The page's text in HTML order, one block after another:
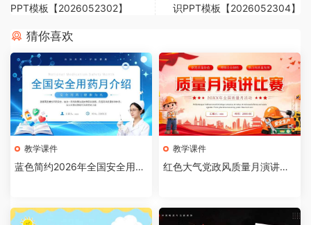
PPT模板【2026052302】
识PPT模板【2026052304】
猜你喜欢
教学课件
蓝色简约2026年全国安全用药
教学课件
红色大气党政风质量月演讲比